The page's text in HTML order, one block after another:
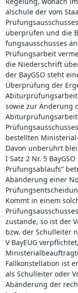
alschule der vom
überprüfen und die
fungsausschusses
Prüfungsarbeit
die Niederschrift
der BayGSO steht
Überprüfung der
sowie zur Änderung
bestellten Ministerial-
Davon unberührt
I Satz 2 Nr. 5
Prüfungsablaufs“
Abänderung einer
Kommt in einem
zustande, so ist der
bzw. der Schulleiter
V BayEUG
Fallkonstellation ist
als Schulleiter oder
Abänderung der